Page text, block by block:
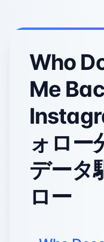
Who
Me
ォロー
データ
ロー